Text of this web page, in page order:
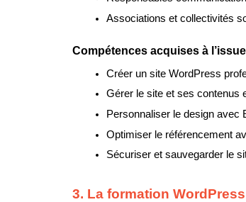
Associations et collectivités
Compétences acquises à
Créer un site WordPress
Gérer le site et ses contenus
Personnaliser le design avec
Optimiser le référencement
Sécuriser et sauvegarder le
3. La formation